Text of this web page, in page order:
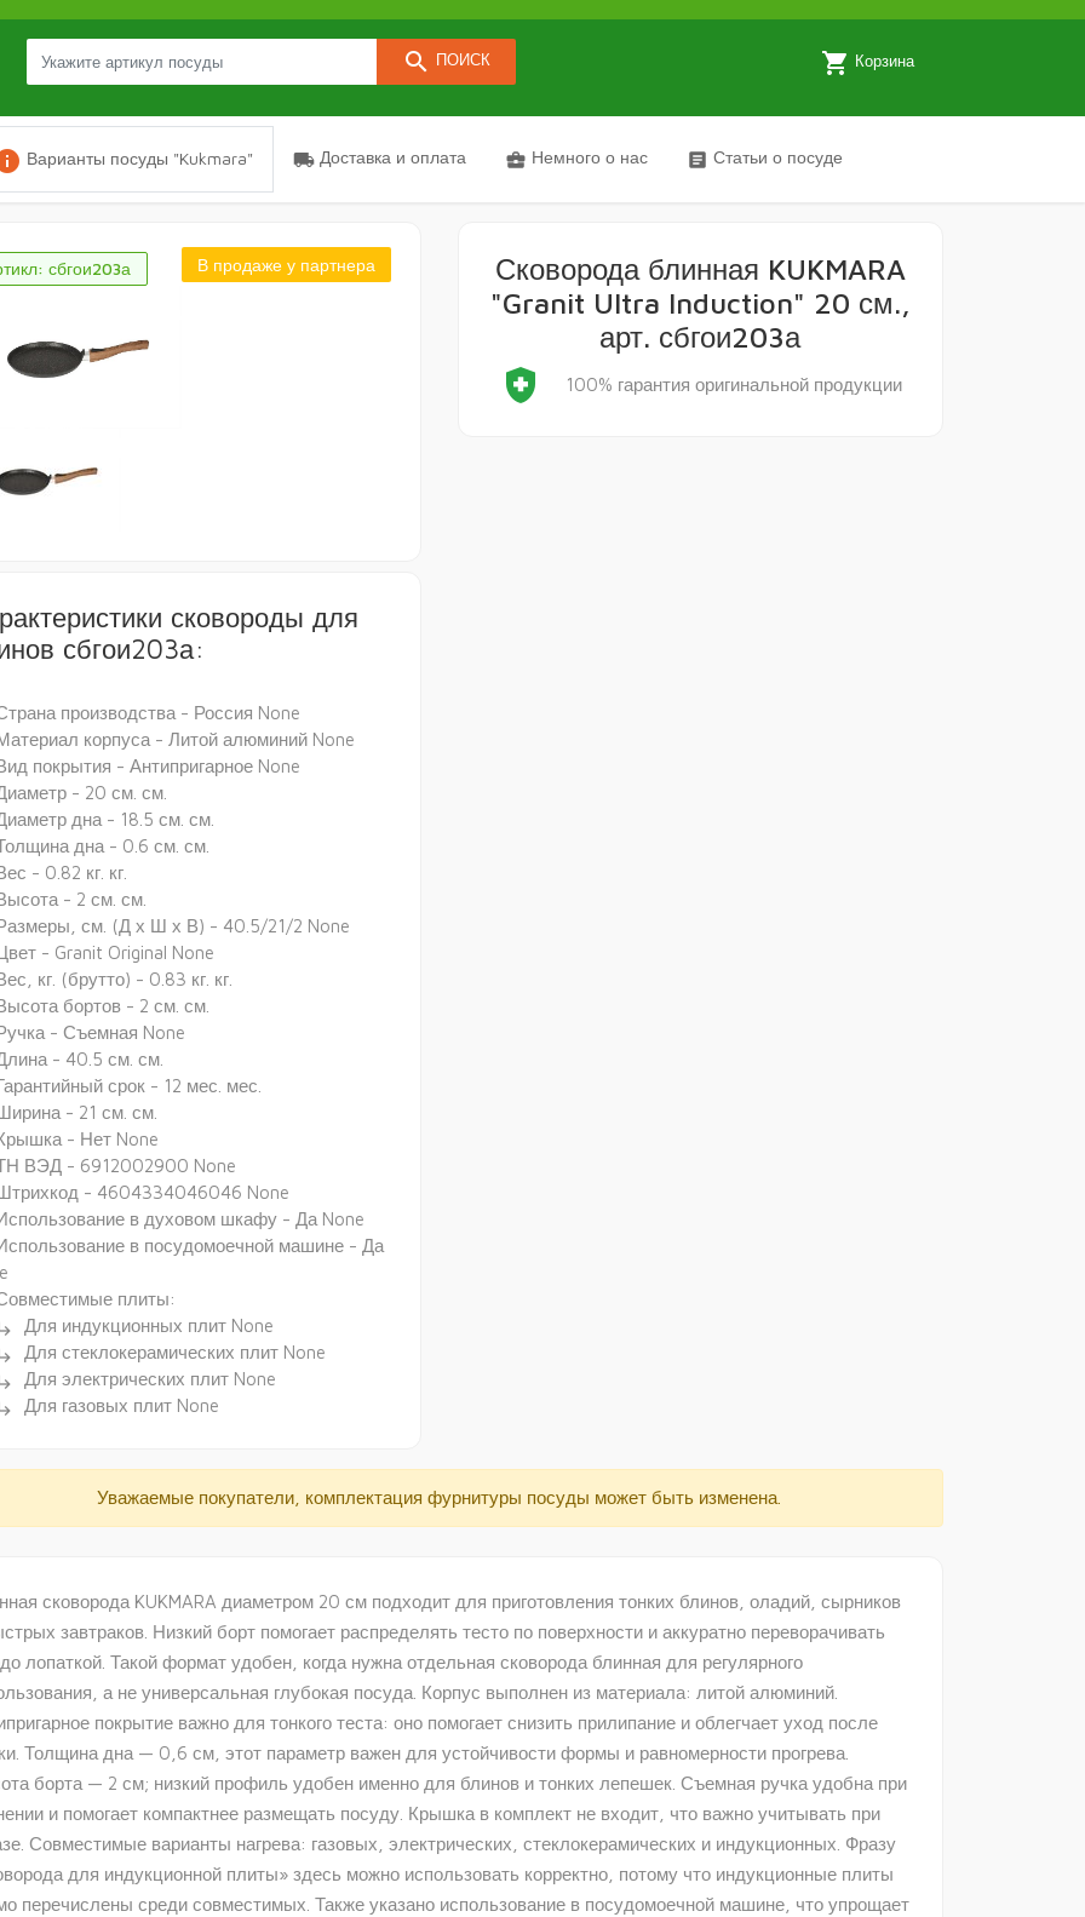
search ПОИСК local_grocery_store Корзина
Варианты посуды "Kukmara" local_shipping Доставка и оплата business_center Немного о нас article Статьи о посуде
сбгои203а В продаже у партнера
Сковорода блинная KUKMARA
"Granit Ultra Induction" 20 см.,
арт. сбгои203а
health_and_safety 100% гарантия оригинальной продукции
сковороды для
сбгои203а:
производства - Россия None
корпуса - Литой алюминий None
покрытия - Антипригарное None
- 20 см. см.
дна - 18.5 см. см.
дна - 0.6 см. см.
- 0.82 кг. кг.
- 2 см. см.
см. (Д х Ш х В) - 40.5/21/2 None
- Granit Original None
кг. (брутто) - 0.83 кг. кг.
бортов - 2 см. см.
- Съемная None
- 40.5 см. см.
срок - 12 мес. мес.
- 21 см. см.
- Нет None
ВЭД - 6912002900 None
- 4604334046046 None
в духовом шкафу - Да None
в посудомоечной машине - Да
плиты:
Для индукционных плит None
Для стеклокерамических плит None
Для электрических плит None
Для газовых плит None
Уважаемые покупатели, комплектация фурнитуры посуды может быть изменена.
сковорода KUKMARA диаметром 20 см подходит для приготовления тонких блинов, оладий, сырников
завтраков. Низкий борт помогает распределять тесто по поверхности и аккуратно переворачивать
лопаткой. Такой формат удобен, когда нужна отдельная сковорода блинная для регулярного
а не универсальная глубокая посуда. Корпус выполнен из материала: литой алюминий.
покрытие важно для тонкого теста: оно помогает снизить прилипание и облегчает уход после
Толщина дна — 0,6 см, этот параметр важен для устойчивости формы и равномерности прогрева.
борта — 2 см; низкий профиль удобен именно для блинов и тонких лепешек. Съемная ручка удобна при
и помогает компактнее размещать посуду. Крышка в комплект не входит, что важно учитывать при
Совместимые варианты нагрева: газовых, электрических, стеклокерамических и индукционных. Фразу
для индукционной плиты» здесь можно использовать корректно, потому что индукционные плиты
перечислены среди совместимых. Также указано использование в посудомоечной машине, что упрощает